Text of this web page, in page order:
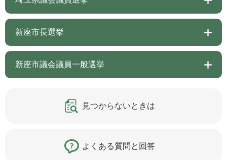
新座市長選挙
新座市議会議員一般選挙
見つからないときは
よくある質問と回答